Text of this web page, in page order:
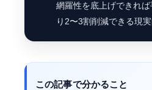
網羅性を底上げできれ
り2〜3割削減できる現
この記事で分かること